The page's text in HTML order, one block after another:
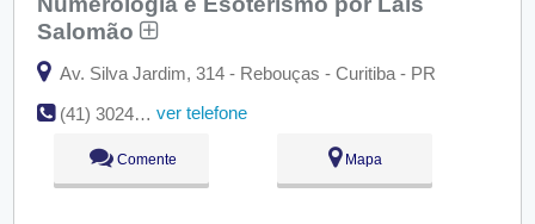
Salomão
Av. Silva Jardim, 314 - Rebouças - Curitiba - PR
(41) 3024-4473
ver telefone
Comente Mapa